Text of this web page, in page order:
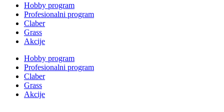
Hobby program
Profesionalni program
Claber
Grass
Akcije
Hobby program
Profesionalni program
Claber
Grass
Akcije